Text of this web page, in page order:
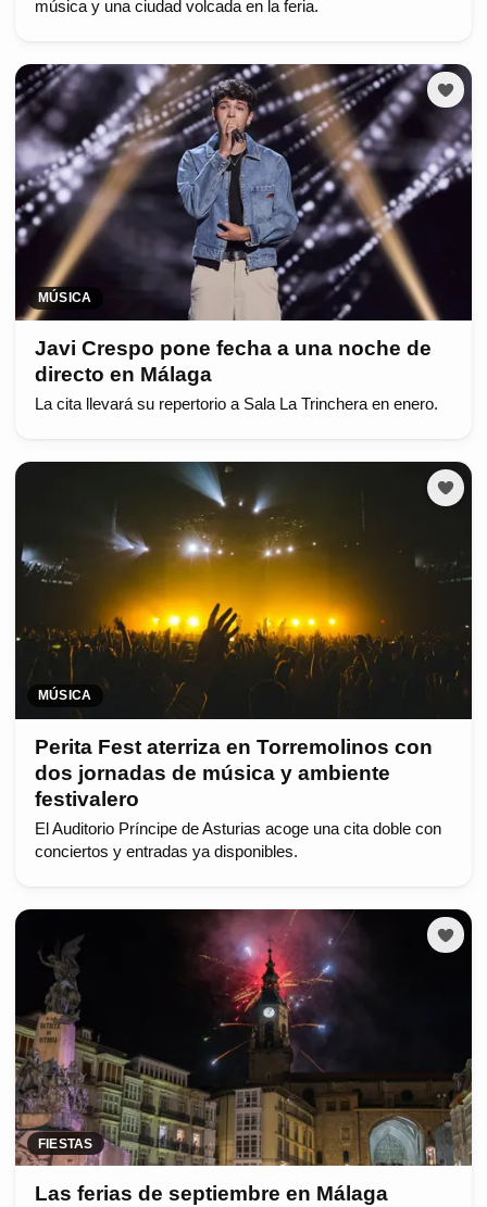
música y una ciudad volcada en la feria.
MÚSICA
Javi Crespo pone fecha a una noche de
directo en Málaga
La cita llevará su repertorio a Sala La Trinchera en enero.
MÚSICA
Perita Fest aterriza en Torremolinos con
dos jornadas de música y ambiente
festivalero
El Auditorio Príncipe de Asturias acoge una cita doble con
conciertos y entradas ya disponibles.
FIESTAS
Las ferias de septiembre en Málaga